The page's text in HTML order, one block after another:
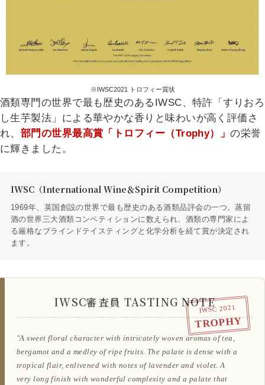
※IWSC2021 トロフィー賞状
酒類専門の世界で最も歴史のあるIWSC、特許「すりおろ
し生芋製法」による華やかな香りと味わいが高く評価さ
れ、 部門の世界最高賞「トロフィー（Trophy）」の栄誉
に輝きました。
IWSC（International Wine＆Spirit Competition）
1969年、英国創設の世界で最も歴史のある酒類品評会の一つ。蒸留
酒の世界三大酒類コンペティションに数えられ、酒類の専門家によ
る厳格なブラインドテイスティングと化学分析を経て賞が決定され
ます。
IWSC審査員 TASTING NOTEIWSC 2021
TROPHY
"A sweet floral character with intricately woven aromas of tea,
bergamot and a medley of ripe fruits. The palate is dense with a
tropical flair, enlivened with notes of lavender and violet. A
very long finish with wonderful complexity and a palate that
IWSC 2024
GOLD 96pts
"Zesty citrus with white pepper and cream on the palate,
intertwined with fresh lime and floral notes. Balanced and
expressive, with a delightful sweet potato character and a spicy
finish."